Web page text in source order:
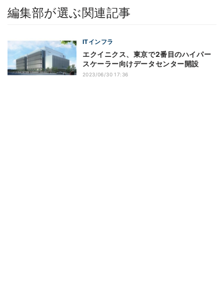
編集部が選ぶ関連記事
ITインフラ
エクイニクス、東京で2番目のハイパー
スケーラー向けデータセンター開設
2023/06/30 17:36